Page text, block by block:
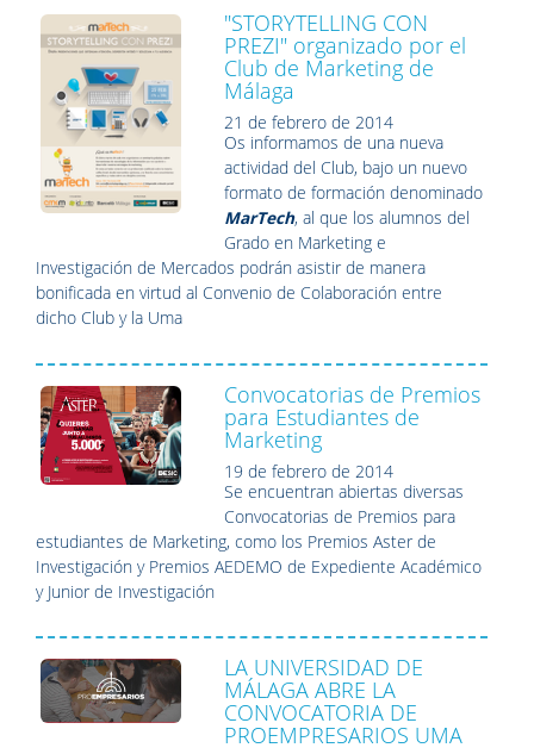
"STORYTELLING CON
PREZI" organizado por el
Club de Marketing de
Málaga
21 de febrero de 2014
Os informamos de una nueva
actividad del Club, bajo un nuevo
formato de formación denominado
MarTech, al que los alumnos del
Grado en Marketing e
Investigación de Mercados podrán asistir de manera
bonificada en virtud al Convenio de Colaboración entre
dicho Club y la Uma
Convocatorias de Premios
para Estudiantes de
Marketing
19 de febrero de 2014
Se encuentran abiertas diversas
Convocatorias de Premios para
estudiantes de Marketing, como los Premios Aster de
Investigación y Premios AEDEMO de Expediente Académico
y Junior de Investigación
LA UNIVERSIDAD DE
MÁLAGA ABRE LA
CONVOCATORIA DE
PROEMPRESARIOS UMA